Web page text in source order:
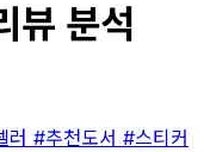
뷰 분석
러 #추천도서 #스티커